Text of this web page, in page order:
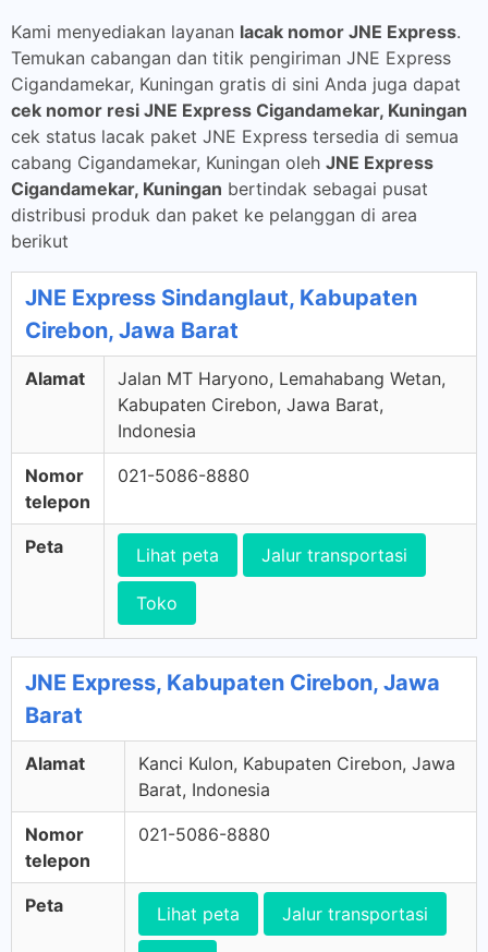
Kami menyediakan layanan lacak nomor JNE Express.
Temukan cabangan dan titik pengiriman JNE Express
Cigandamekar, Kuningan gratis di sini Anda juga dapat
cek nomor resi JNE Express Cigandamekar, Kuningan
cek status lacak paket JNE Express tersedia di semua
cabang Cigandamekar, Kuningan oleh JNE Express
Cigandamekar, Kuningan bertindak sebagai pusat
distribusi produk dan paket ke pelanggan di area
berikut
JNE Express Sindanglaut, Kabupaten
Cirebon, Jawa Barat
Alamat
Jalan MT Haryono, Lemahabang Wetan,
Kabupaten Cirebon, Jawa Barat,
Indonesia
Nomor
telepon
021-5086-8880
Peta Lihat peta Jalur transportasi
Toko
JNE Express, Kabupaten Cirebon, Jawa
Barat
Alamat
Kanci Kulon, Kabupaten Cirebon, Jawa
Barat, Indonesia
Nomor
telepon
021-5086-8880
Peta Lihat peta Jalur transportasi